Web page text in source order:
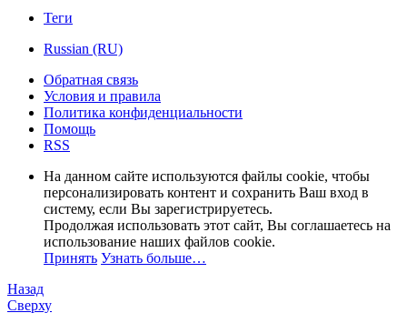
Теги
Russian (RU)
Обратная связь
Условия и правила
Политика конфиденциальности
Помощь
RSS
На данном сайте используются файлы cookie, чтобы
персонализировать контент и сохранить Ваш вход в
систему, если Вы зарегистрируетесь.
Продолжая использовать этот сайт, Вы соглашаетесь на
использование наших файлов cookie.
Принять Узнать больше…
Назад
Сверху